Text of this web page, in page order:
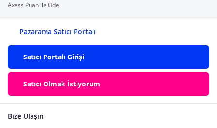
Axess Puan ile Öde
Pazarama Satıcı Portalı
Satıcı Portalı Girişi
Satıcı Olmak İstiyorum
Bize Ulaşın